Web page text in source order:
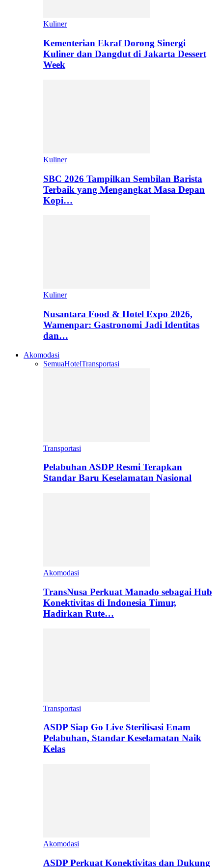
Kuliner
Kementerian Ekraf Dorong Sinergi
Kuliner dan Dangdut di Jakarta Dessert
Week
Kuliner
SBC 2026 Tampilkan Sembilan Barista
Terbaik yang Mengangkat Masa Depan
Kopi…
Kuliner
Nusantara Food & Hotel Expo 2026,
Wamenpar: Gastronomi Jadi Identitas
dan…
Akomodasi
SemuaHotelTransportasi
Transportasi
Pelabuhan ASDP Resmi Terapkan
Standar Baru Keselamatan Nasional
Akomodasi
TransNusa Perkuat Manado sebagai Hub
Konektivitas di Indonesia Timur,
Hadirkan Rute…
Transportasi
ASDP Siap Go Live Sterilisasi Enam
Pelabuhan, Standar Keselamatan Naik
Kelas
Akomodasi
ASDP Perkuat Konektivitas dan Dukung